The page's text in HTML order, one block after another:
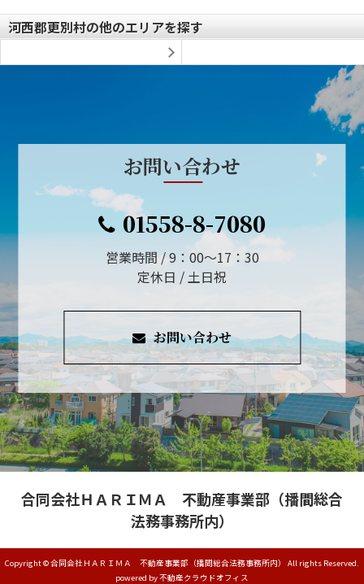
河西郡更別村の他のエリアを探す
お問い合わせ
01558-8-7080
営業時間 / 9：00～17：30
定休日 / 土日祝
お問い合わせ
合同会社ＨＡＲＩＭＡ 不動産事業部（播間総合
法務事務所内）
Copyright © 合同会社ＨＡＲＩＭＡ 不動産事業部（播間総合法務事務所内） All rights Reserved.
powered by 不動産クラウドオフィス